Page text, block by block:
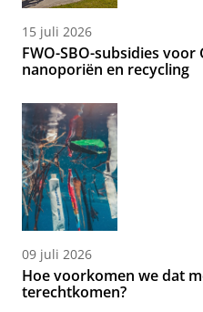
15 juli 2026
FWO-SBO-subsidies
nanoporiën en recycling
09 juli 2026
Hoe voorkomen we dat
terechtkomen?